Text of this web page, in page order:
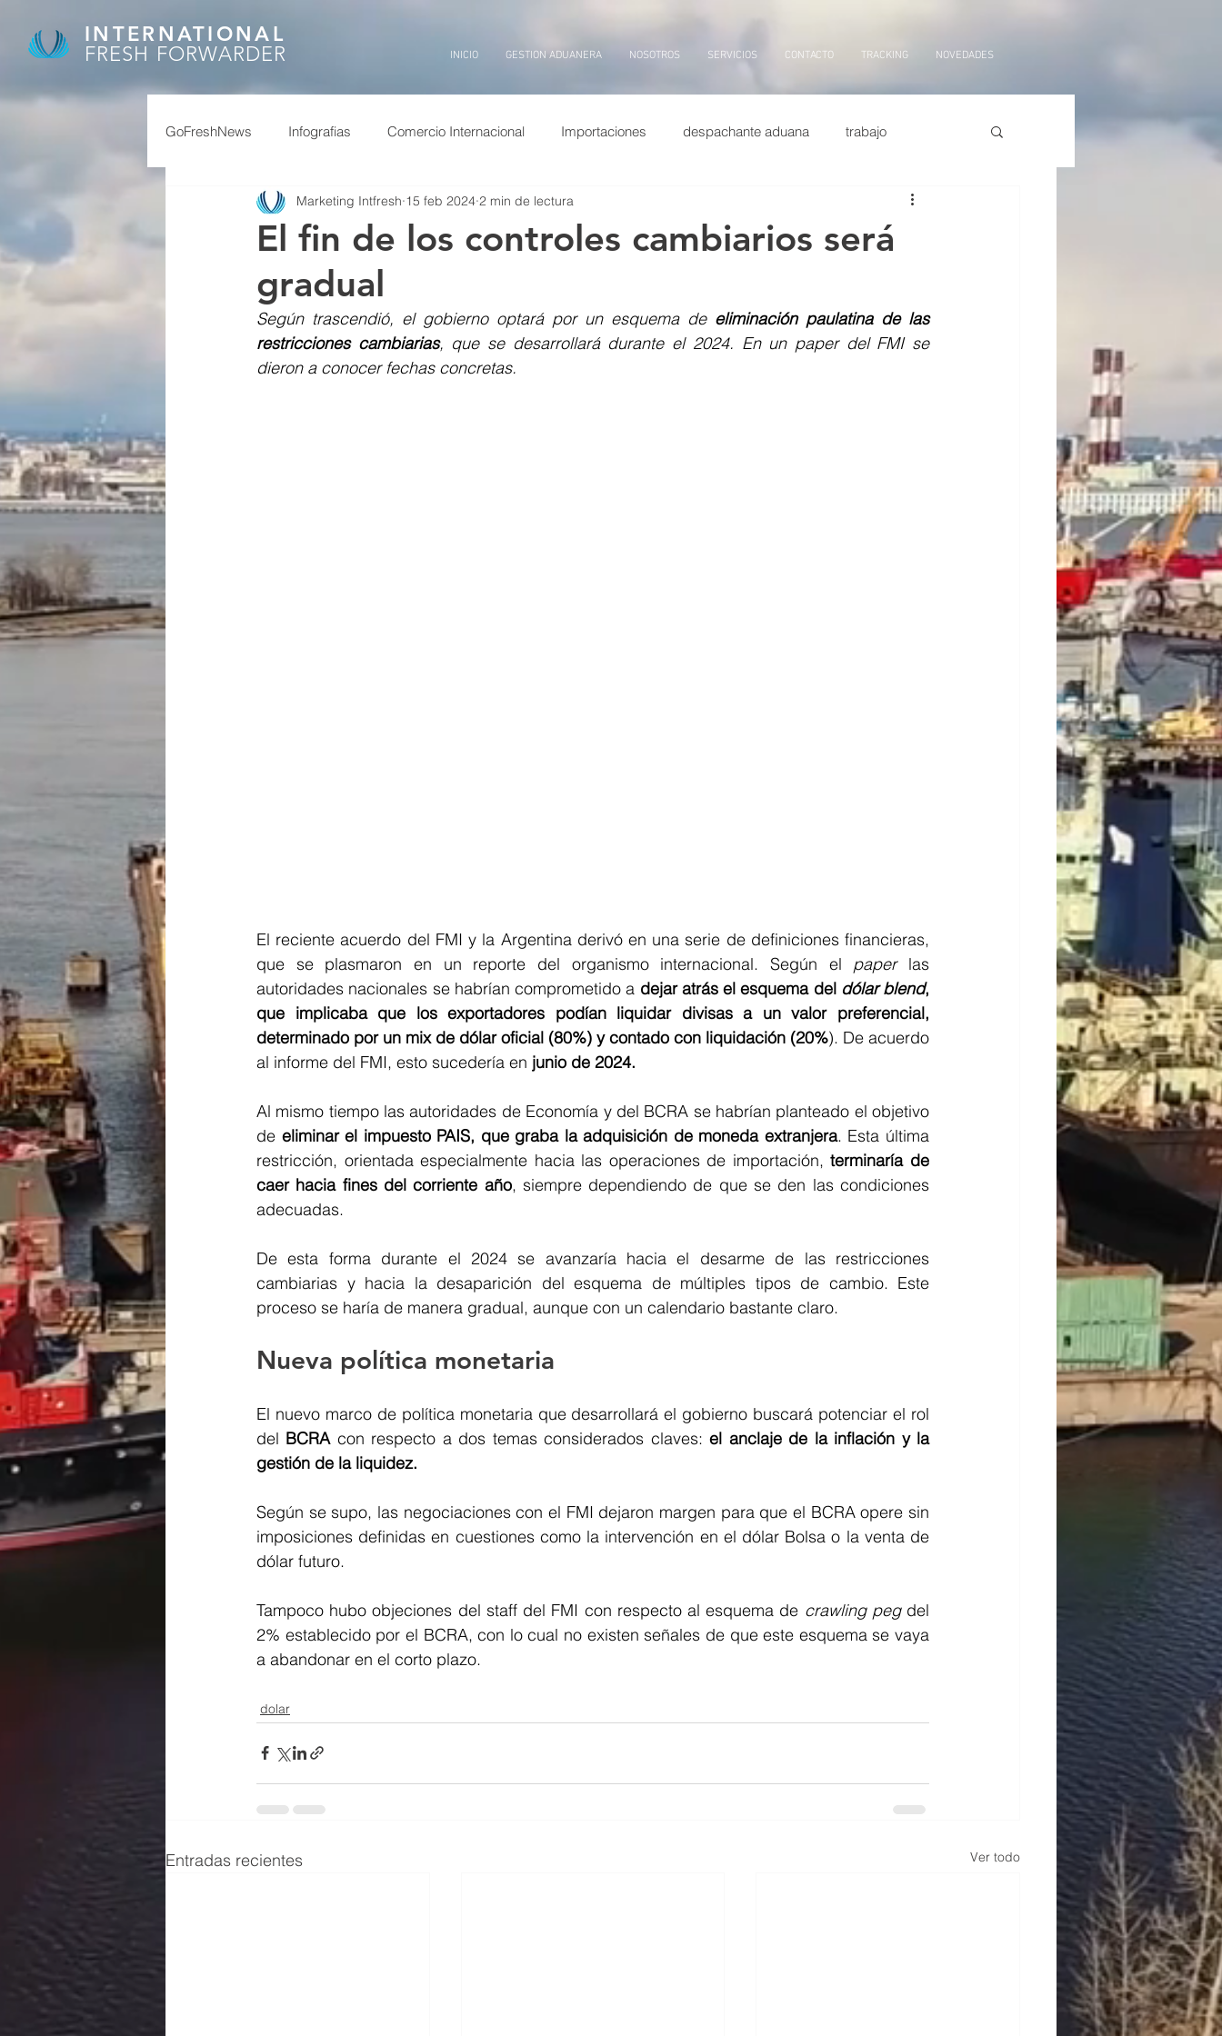
INTERNATIONAL
FRESH FORWARDER
INICIO GESTION ADUANERA NOSOTROS SERVICIOS CONTACTO TRACKING NOVEDADES
GoFreshNews Infografias Comercio Internacional Importaciones despachante aduana trabajo
covid, puertos china, covid puertos china Exportaciones
granos feriados china
superavit
El fin de los controles cambiarios será
gradual
Marketing Intfresh 15 feb 2024 2 min de lectura
Según trascendió, el gobierno optará por un esquema de eliminación paulatina de las
restricciones cambiarias, que se desarrollará durante el 2024. En un paper del FMI se
dieron a conocer fechas concretas.
El reciente acuerdo del FMI y la Argentina derivó en una serie de definiciones financieras,
que se plasmaron en un reporte del organismo internacional. Según el paper las
autoridades nacionales se habrían comprometido a dejar atrás el esquema del dólar blend,
que implicaba que los exportadores podían liquidar divisas a un valor preferencial,
determinado por un mix de dólar oficial (80%) y contado con liquidación (20%). De acuerdo
al informe del FMI, esto sucedería en junio de 2024.
Al mismo tiempo las autoridades de Economía y del BCRA se habrían planteado el objetivo
de eliminar el impuesto PAIS, que graba la adquisición de moneda extranjera. Esta última
restricción, orientada especialmente hacia las operaciones de importación, terminaría de
caer hacia fines del corriente año, siempre dependiendo de que se den las condiciones
adecuadas.
De esta forma durante el 2024 se avanzaría hacia el desarme de las restricciones
cambiarias y hacia la desaparición del esquema de múltiples tipos de cambio. Este
proceso se haría de manera gradual, aunque con un calendario bastante claro.
Nueva política monetaria
El nuevo marco de política monetaria que desarrollará el gobierno buscará potenciar el rol
del BCRA con respecto a dos temas considerados claves: el anclaje de la inflación y la
gestión de la liquidez.
Según se supo, las negociaciones con el FMI dejaron margen para que el BCRA opere sin
imposiciones definidas en cuestiones como la intervención en el dólar Bolsa o la venta de
dólar futuro.
Tampoco hubo objeciones del staff del FMI con respecto al esquema de crawling peg del
2% establecido por el BCRA, con lo cual no existen señales de que este esquema se vaya
a abandonar en el corto plazo.
dolar
Entradas recientes Ver todo